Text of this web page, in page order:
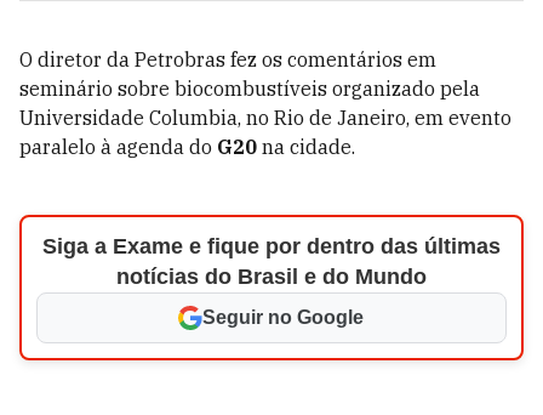
O diretor da Petrobras fez os comentários em
seminário sobre biocombustíveis organizado pela
Universidade Columbia, no Rio de Janeiro, em evento
paralelo à agenda do G20 na cidade.
Siga a Exame e fique por dentro das últimas
notícias do Brasil e do Mundo
Seguir no Google